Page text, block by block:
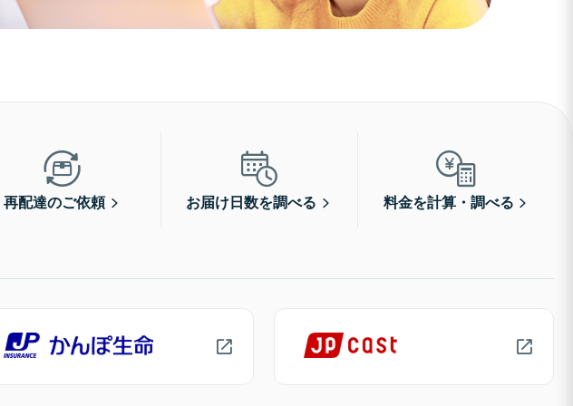
再配達のご依頼 お届け日数を調べる 料金を計算・調べる